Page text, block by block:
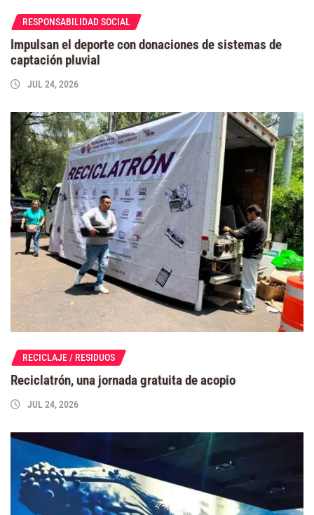
RESPONSABILIDAD SOCIAL
Impulsan el deporte con donaciones de sistemas de
captación pluvial
JUL 24, 2026
RECICLAJE / RESIDUOS
Reciclatrón, una jornada gratuita de acopio
JUL 24, 2026